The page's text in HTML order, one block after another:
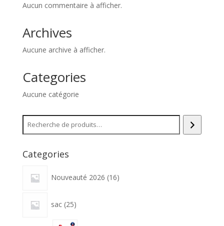
Aucun commentaire à afficher.
Archives
Aucune archive à afficher.
Categories
Aucune catégorie
Recherche
Categories
Nouveauté 2026 16
produits
sac 25
produits